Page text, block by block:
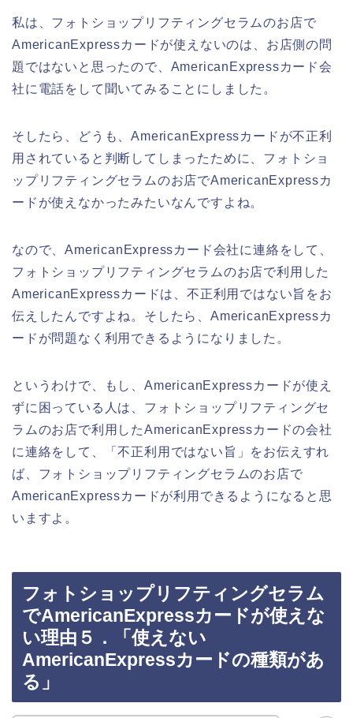
私は、フォトショップリフティングセラムのお店で
AmericanExpressカードが使えないのは、お店側の問
題ではないと思ったので、AmericanExpressカード会
社に電話をして聞いてみることにしました。
そしたら、どうも、AmericanExpressカードが不正利
用されていると判断してしまったために、フォトショ
ップリフティングセラムのお店でAmericanExpressカ
ードが使えなかったみたいなんですよね。
なので、AmericanExpressカード会社に連絡をして、
フォトショップリフティングセラムのお店で利用した
AmericanExpressカードは、不正利用ではない旨をお
伝えしたんですよね。そしたら、AmericanExpressカ
ードが問題なく利用できるようになりました。
というわけで、もし、AmericanExpressカードが使え
ずに困っている人は、フォトショップリフティングセ
ラムのお店で利用したAmericanExpressカードの会社
に連絡をして、「不正利用ではない旨」をお伝えすれ
ば、フォトショップリフティングセラムのお店で
AmericanExpressカードが利用できるようになると思
いますよ。
フォトショップリフティングセラム
でAmericanExpressカードが使えな
い理由５．「使えない
AmericanExpressカードの種類があ
る」